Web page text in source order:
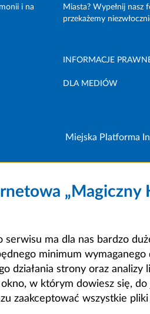
i na
Miasta? Wypełnij nasz
przekażemy
INFORMACJE
DLA MEDIÓW
Miejska Platforma
„Magiczny
ma dla nas bardzo
minimum wymaganego
działania strony oraz
w którym dowiesz się,
zaakceptować wszystkie